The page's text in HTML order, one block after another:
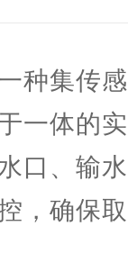
种集传
一体的
口、输
，确保